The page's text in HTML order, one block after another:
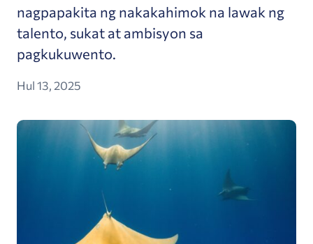
nagpapakita ng nakakahimok na lawak ng
talento, sukat at ambisyon sa
pagkukuwento.
Hul 13, 2025
Paano Nagiging Pinakamahusay na